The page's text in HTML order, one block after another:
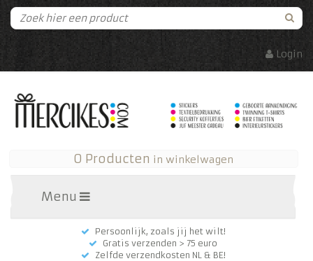
Login
0 Producten in winkelwagen
Menu
Persoonlijk, zoals jij het wilt!
Gratis verzenden > 75 euro
Zelfde verzendkosten NL & BE!